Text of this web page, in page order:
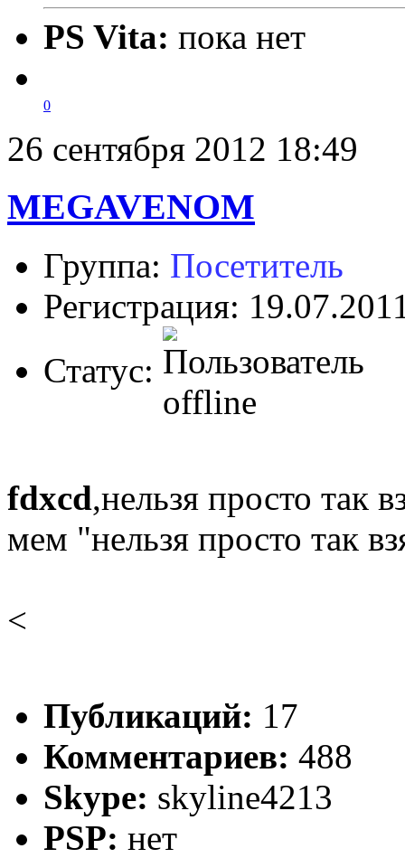
PS Vita: пока нет
0
26 сентября 2012 18:49
MEGAVENOM
Группа: Посетитель
Регистрация:
Статус:
fdxcd,нельзя просто так
мем "нельзя просто так
<
Публикаций: 17
Комментариев: 488
Skype: skyline4213
PSP: нет